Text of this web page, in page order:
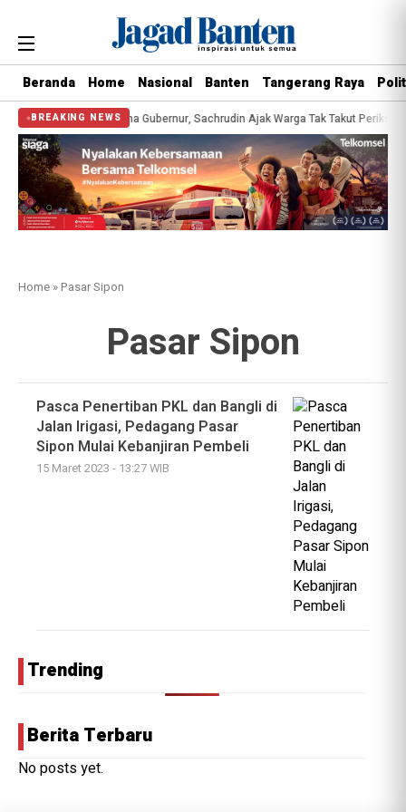
Beranda Home Nasional Banten Tangerang Raya
BREAKING NEWS
Gratis Bersama Gubernur, Sachrudin Ajak Warga Tak Takut Periksa
Home »Pasar Sipon
Pasar Sipon
Pasca Penertiban PKL dan Bangli di
Jalan Irigasi, Pedagang Pasar
Sipon Mulai Kebanjiran Pembeli
15 Maret 2023 - 13:27 WIB
Trending
Berita Terbaru
No posts yet.